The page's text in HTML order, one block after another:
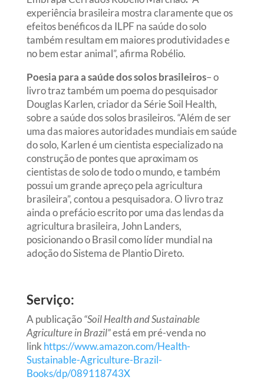
experiência brasileira mostra claramente que os
efeitos benéficos da ILPF na saúde do solo
também resultam em maiores produtividades e
no bem estar animal”, afirma Robélio.
Poesia para a saúde dos solos brasileiros– o
livro traz também um poema do pesquisador
Douglas Karlen, criador da Série Soil Health,
sobre a saúde dos solos brasileiros. “Além de ser
uma das maiores autoridades mundiais em saúde
do solo, Karlen é um cientista especializado na
construção de pontes que aproximam os
cientistas de solo de todo o mundo, e também
possui um grande apreço pela agricultura
brasileira”, contou a pesquisadora. O livro traz
ainda o prefácio escrito por uma das lendas da
agricultura brasileira, John Landers,
posicionando o Brasil como líder mundial na
adoção do Sistema de Plantio Direto.
Serviço:
A publicação“SoilHealth and Sustainable
Agriculture in Brazil”está em pré-venda no
link https://www.amazon.com/Health-
Sustainable-Agriculture-Brazil-
Books/dp/089118743X